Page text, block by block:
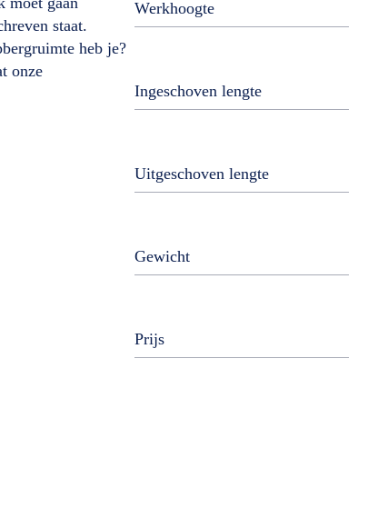
staat.
heb je?
onze
2x20
3x14
4x5
Werkhoogte
Ingeschoven lengte
Uitgeschoven lengte
Gewicht
Prijs